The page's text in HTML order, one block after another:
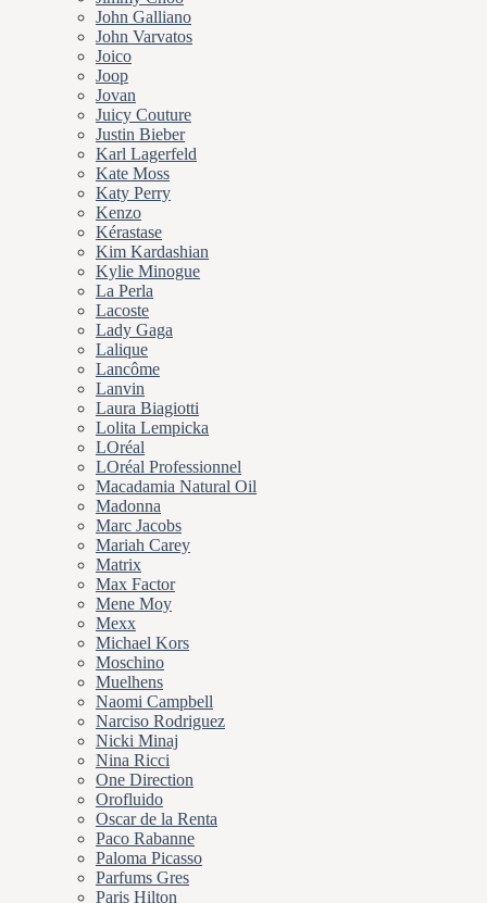
John Galliano
John Varvatos
Joico
Joop
Jovan
Juicy Couture
Justin Bieber
Karl Lagerfeld
Kate Moss
Katy Perry
Kenzo
Kérastase
Kim Kardashian
Kylie Minogue
La Perla
Lacoste
Lady Gaga
Lalique
Lancôme
Lanvin
Laura Biagiotti
Lolita Lempicka
LOréal
LOréal Professionnel
Macadamia Natural Oil
Madonna
Marc Jacobs
Mariah Carey
Matrix
Max Factor
Mene Moy
Mexx
Michael Kors
Moschino
Muelhens
Naomi Campbell
Narciso Rodriguez
Nicki Minaj
Nina Ricci
One Direction
Orofluido
Oscar de la Renta
Paco Rabanne
Paloma Picasso
Parfums Gres
Paris Hilton